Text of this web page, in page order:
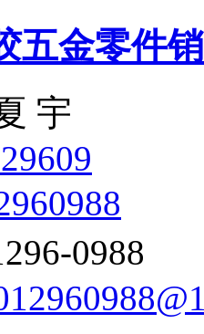
五金零件
宇
0988